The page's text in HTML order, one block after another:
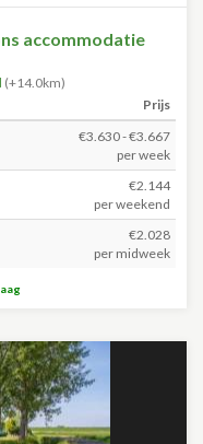
accommodatie
(+14.0km)
Prijs
€3.630 - €3.667
per week
€2.144
per weekend
€2.028
per midweek